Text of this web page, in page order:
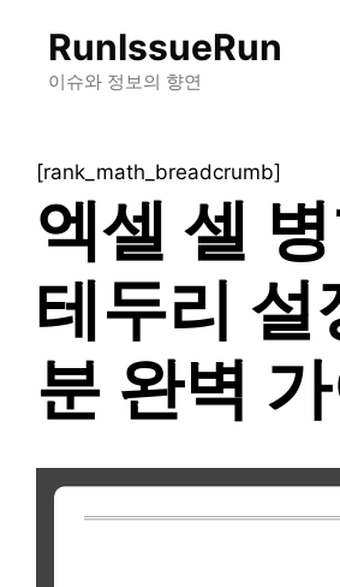
RunIssueRun
이슈와 정보의 향연
[rank_math_breadcrumb]
엑셀 셀
테두리 설
분 완벽